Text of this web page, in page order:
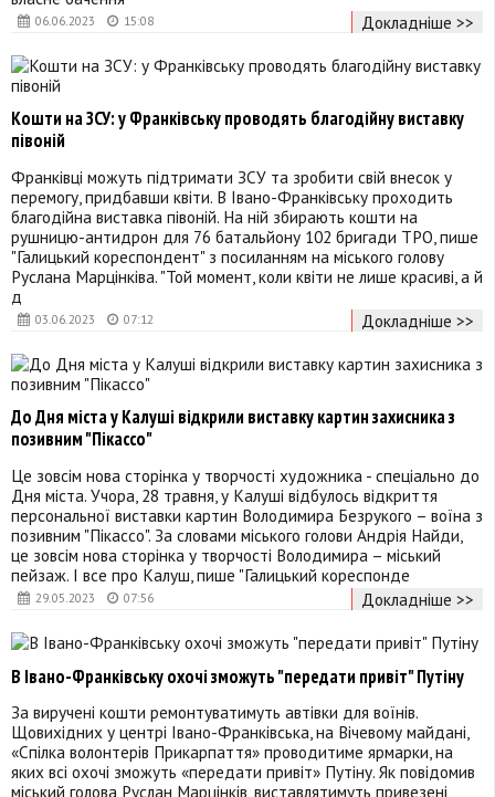
06.06.2023 15:08
Докладніше >>
03.06.2023 07:12
Кошти на ЗСУ: у Франківську проводять благодійну виставку
півоній
Франківці можуть підтримати ЗСУ та зробити свій внесок у
перемогу, придбавши квіти. В Івано-Франківську проходить
благодійна виставка півоній. На ній збирають кошти на
рушницю-антидрон для 76 батальйону 102 бригади ТРО, пише
"Галицький кореспондент" з посиланням на міського голову
Руслана Марцінківа. "Той момент, коли квіти не лише красиві, а й
д
Докладніше >>
29.05.2023 07:56
До Дня міста у Калуші відкрили виставку картин захисника з
позивним "Пікассо"
Це зовсім нова сторінка у творчості художника - спеціально до
Дня міста. Учора, 28 травня, у Калуші відбулось відкриття
персональної виставки картин Володимира Безрукого – воїна з
позивним "Пікассо". За словами міського голови Андрія Найди,
це зовсім нова сторінка у творчості Володимира – міський
пейзаж. І все про Калуш, пише "Галицький кореспонде
Докладніше >>
В Івано-Франківську охочі зможуть "передати привіт" Путіну
За виручені кошти ремонтуватимуть автівки для воїнів.
Щовихідних у центрі Івано-Франківська, на Вічевому майдані,
«Спілка волонтерів Прикарпаття» проводитиме ярмарки, на
яких всі охочі зможуть «передати привіт» Путіну. Як повідомив
міський голова Руслан Марцінків, виставлятимуть привезені